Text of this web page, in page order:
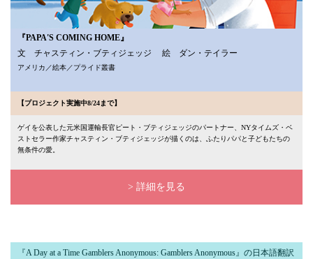
『PAPA'S COMING HOME』
文 チャスティン・ブティジェッジ 絵 ダン・テイラー
アメリカ／絵本／プライド叢書
【プロジェクト実施中8/24まで】
ゲイを公表した元米国運輸長官ピート・ブティジェッジのパートナー、NYタイムズ・ベ
ストセラー作家チャスティン・ブティジェッジが描くのは、ふたりパパと子どもたちの
無条件の愛。
> 詳細を見る
『A Day at a Time Gamblers Anonymous: Gamblers Anonymous』の日本語翻訳